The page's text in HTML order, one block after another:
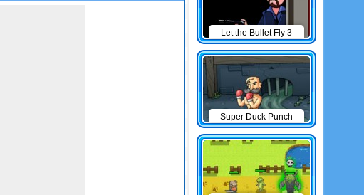
Let the Bullet Fly 3
Super Duck Punch